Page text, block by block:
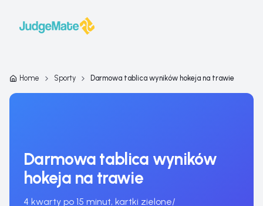
Home Sporty Darmowa tablica wyników hokeja na trawie
Darmowa tablica wyników
hokeja na trawie
4 kwarty po 15 minut, kartki zielone/